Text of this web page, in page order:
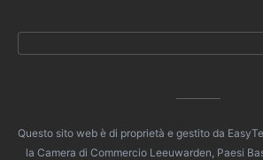
Questo sito web è di proprietà e gestito da
la Camera di Commercio Leeuwarden, Paesi